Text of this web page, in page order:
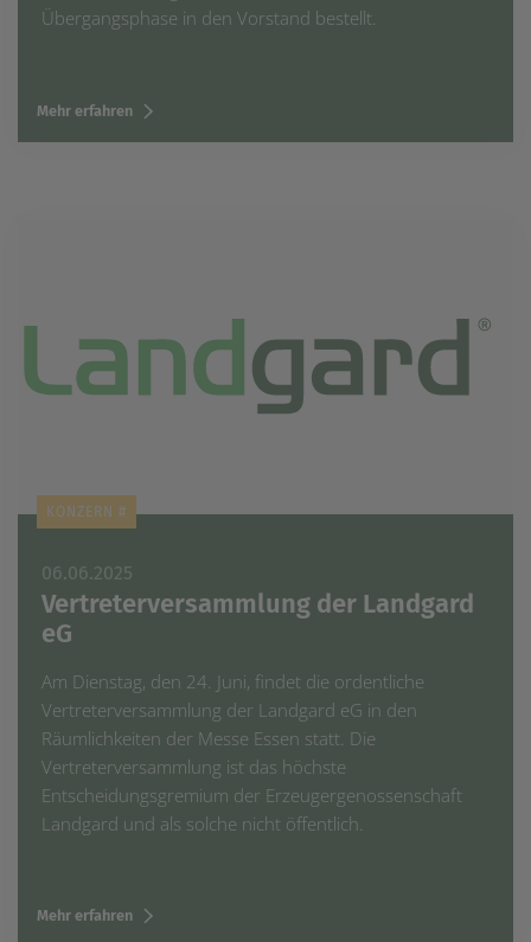
Übergangsphase in den Vorstand bestellt.
Mehr erfahren
KONZERN #
06.06.2025
Vertreterversammlung der Landgard
eG
Am Dienstag, den 24. Juni, findet die ordentliche
Vertreterversammlung der Landgard eG in den
Räumlichkeiten der Messe Essen statt. Die
Vertreterversammlung ist das höchste
Entscheidungsgremium der Erzeugergenossenschaft
Landgard und als solche nicht öffentlich.
Mehr erfahren